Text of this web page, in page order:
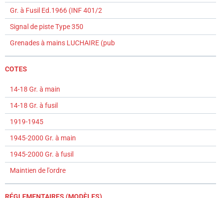
Gr. à Fusil Ed.1966 (INF 401/2
Signal de piste Type 350
Grenades à mains LUCHAIRE (pub
COTES
14-18 Gr. à main
14-18 Gr. à fusil
1919-1945
1945-2000 Gr. à main
1945-2000 Gr. à fusil
Maintien de l'ordre
RÉGLEMENTAIRES (MODÈLES)